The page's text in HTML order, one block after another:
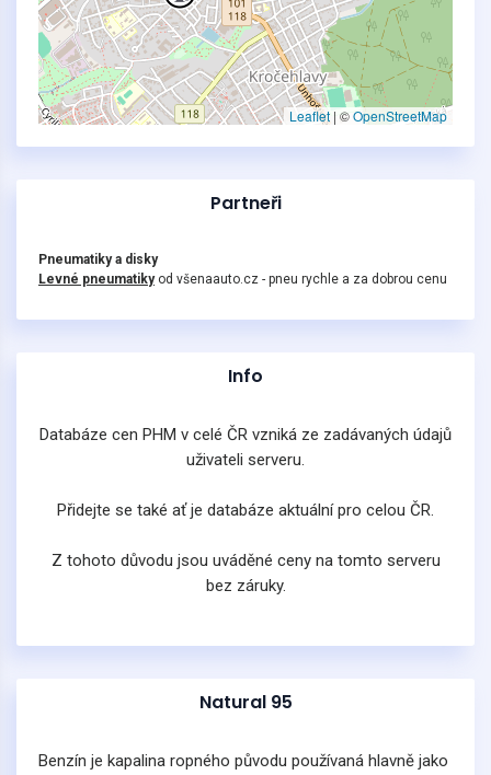
Leaflet | ©OpenStreetMap
Partneři
Pneumatiky a disky
Levné pneumatikyod všenaauto.cz - pneu rychle a za dobrou cenu
Info
Databáze cen PHM v celé ČR vzniká ze zadávaných údajů
uživateli serveru.
Přidejte se také ať je databáze aktuální pro celou ČR.
Z tohoto důvodu jsou uváděné ceny na tomto serveru
bez záruky.
Natural 95
Benzín je kapalina ropného původu používaná hlavně jako